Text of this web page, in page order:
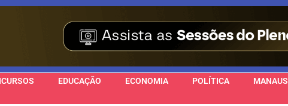
EDUCAÇÃO ECONOMIA POLÍTICA MANAUS